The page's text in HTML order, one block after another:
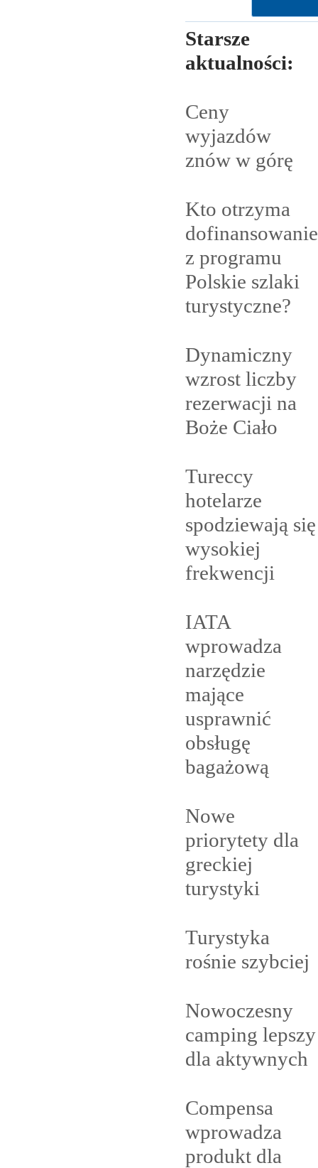
Starsze
aktualności:
Ceny
wyjazdów
znów w górę
Kto otrzyma
dofinansowanie
z programu
Polskie szlaki
turystyczne?
Dynamiczny
wzrost liczby
rezerwacji na
Boże Ciało
Tureccy
hotelarze
spodziewają się
wysokiej
frekwencji
IATA
wprowadza
narzędzie
mające
usprawnić
obsługę
bagażową
Nowe
priorytety dla
greckiej
turystyki
Turystyka
rośnie szybciej
Nowoczesny
camping lepszy
dla aktywnych
Compensa
wprowadza
produkt dla